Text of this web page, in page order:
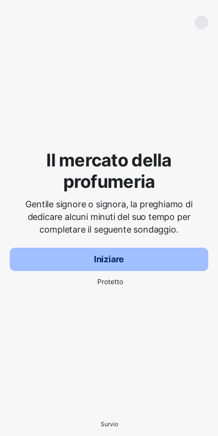
Il mercato della
profumeria
Gentile signore o signora, la preghiamo di
dedicare alcuni minuti del suo tempo per
completare il seguente sondaggio.
Iniziare
Protetto
Survio